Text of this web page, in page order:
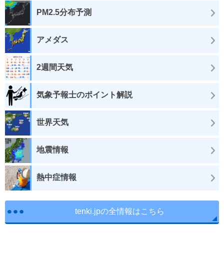
PM2.5分布予測
アメダス
2週間天気
気象予報士のポイント解説
世界天気
地震情報
熱中症情報
tenki.jpの全情報はこちら